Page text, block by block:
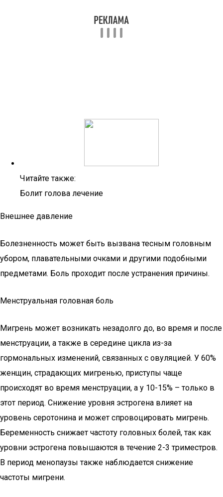
Читайте также:
Болит голова лечение
Внешнее давление
Болезненность может быть вызвана тесным головным
убором, плавательными очками и другими подобными
предметами. Боль проходит после устранения причины.
Менструальная головная боль
Мигрень может возникать незадолго до, во время и после
менструации, а также в середине цикла из-за
гормональных изменений, связанных с овуляцией. У 60%
женщин, страдающих мигренью, приступы чаще
происходят во время менструации, а у 10-15% – только в
этот период. Снижение уровня эстрогена влияет на
уровень серотонина и может спровоцировать мигрень.
Беременность снижает частоту головных болей, так как
уровни эстрогена повышаются в течение 2-3 триместров.
В период менопаузы также наблюдается снижение
частоты мигрени.